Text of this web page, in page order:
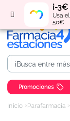
¡-
Usa
50€
Promociones
Inicio Parafarmacia